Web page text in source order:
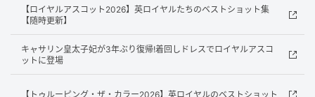
する競馬イベントのひとつ。その歴史は、1702年に即
位したアン女王がこの地を「馬が駆けるのにふさわし
い場所」と見出し、1711年に記念すべき最初のレース
が開催されたことに始まります。1768年には6月に4日
【ロイヤルアスコット2026】英ロイヤルたちのベストショット集
【随時更新】
キャサリン皇太子妃が3年ぶり復帰!着回しドレスでロイヤルアスコ
ットに登場
【トゥルーピング・ザ・カラー2026】英ロイヤルのベストショット